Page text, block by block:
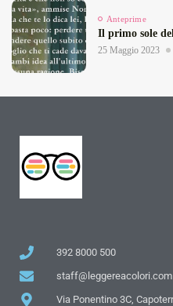
Anteprime
Il primo sole
25 Maggio 2023
392 8000 500
staff@leggereacolori.com
Via Ponentino 3C,